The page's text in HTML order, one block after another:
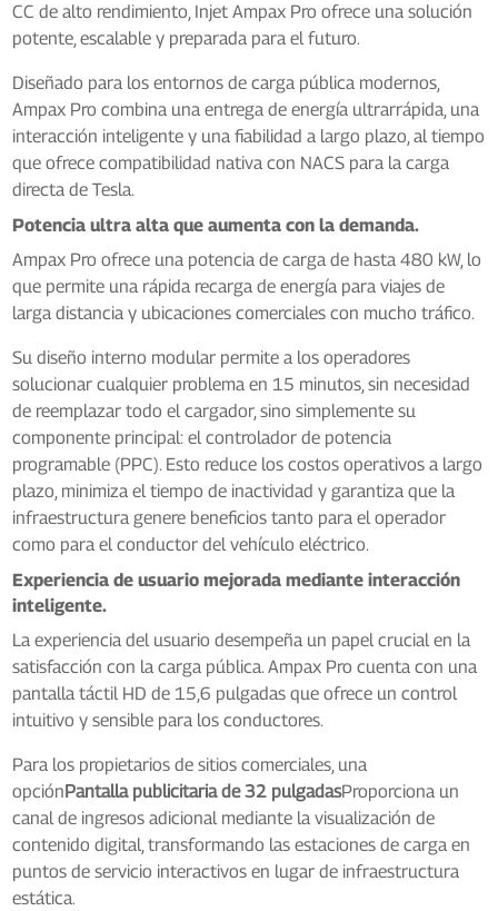
CC de alto rendimiento, Injet Ampax Pro ofrece una solución
potente, escalable y preparada para el futuro.
Diseñado para los entornos de carga pública modernos,
Ampax Pro combina una entrega de energía ultrarrápida, una
interacción inteligente y una fiabilidad a largo plazo, al tiempo
que ofrece compatibilidad nativa con NACS para la carga
directa de Tesla.
Potencia ultra alta que aumenta con la demanda.
Ampax Pro ofrece una potencia de carga de hasta 480 kW, lo
que permite una rápida recarga de energía para viajes de
larga distancia y ubicaciones comerciales con mucho tráfico.
Su diseño interno modular permite a los operadores
solucionar cualquier problema en 15 minutos, sin necesidad
de reemplazar todo el cargador, sino simplemente su
componente principal: el controlador de potencia
programable (PPC). Esto reduce los costos operativos a largo
plazo, minimiza el tiempo de inactividad y garantiza que la
infraestructura genere beneficios tanto para el operador
como para el conductor del vehículo eléctrico.
Experiencia de usuario mejorada mediante interacción
inteligente.
La experiencia del usuario desempeña un papel crucial en la
satisfacción con la carga pública. Ampax Pro cuenta con una
pantalla táctil HD de 15,6 pulgadas que ofrece un control
intuitivo y sensible para los conductores.
Para los propietarios de sitios comerciales, una
opción Pantalla publicitaria de 32 pulgadasProporciona un
canal de ingresos adicional mediante la visualización de
contenido digital, transformando las estaciones de carga en
puntos de servicio interactivos en lugar de infraestructura
estática.